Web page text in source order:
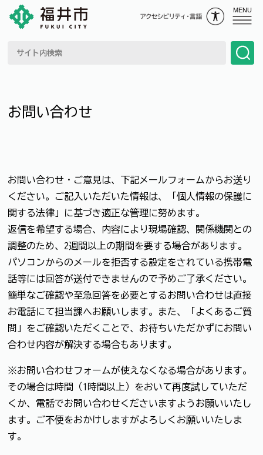
MENU
お問い合わせ
お問い合わせ・ご意見は、下記メールフォームからお送り
ください。ご記入いただいた情報は、「個人情報の保護に
関する法律」に基づき適正な管理に努めます。
返信を希望する場合、内容により現場確認、関係機関との
調整のため、2週間以上の期間を要する場合があります。
パソコンからのメールを拒否する設定をされている携帯電
話等には回答が送付できませんので予めご了承ください。
簡単なご確認や至急回答を必要とするお問い合わせは直接
お電話にて担当課へお願いします。また、「よくあるご質
問」をご確認いただくことで、お待ちいただかずにお問い
合わせ内容が解決する場合もあります。
※お問い合わせフォームが使えなくなる場合があります。
その場合は時間（1時間以上）をおいて再度試していただ
くか、電話でお問い合わせくださいますようお願いいたし
ます。ご不便をおかけしますがよろしくお願いいたしま
す。